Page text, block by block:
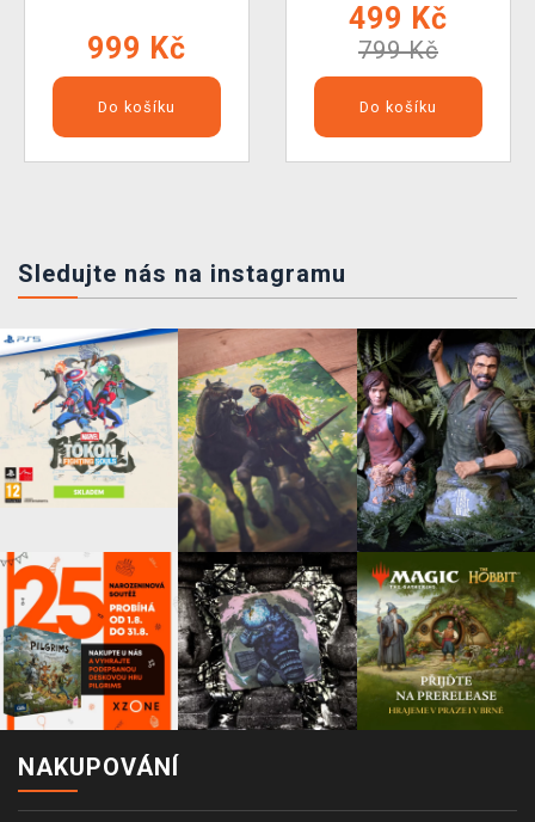
999 Kč
Do košíku
499 Kč
799 Kč
Do košíku
Sledujte nás na instagramu
NAKUPOVÁNÍ